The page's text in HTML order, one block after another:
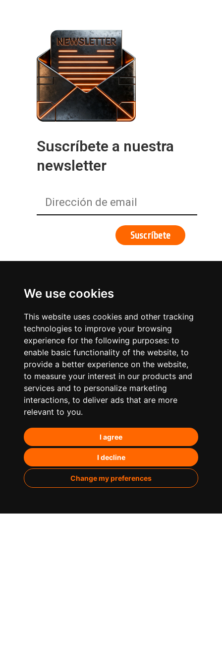
We use cookies
This website uses cookies and other tracking
technologies to improve your browsing
experience for the following purposes: to
enable basic functionality of the website, to
provide a better experience on the website,
to measure your interest in our products and
services and to personalize marketing
interactions, to deliver ads that are more
relevant to you.
I agree
I decline
Change my preferences
Suscríbete a nuestra
newsletter
¿Qué hacemos?
Posicionamiento en IA’s
Paid Media
Marketing de contenidos
Analítica